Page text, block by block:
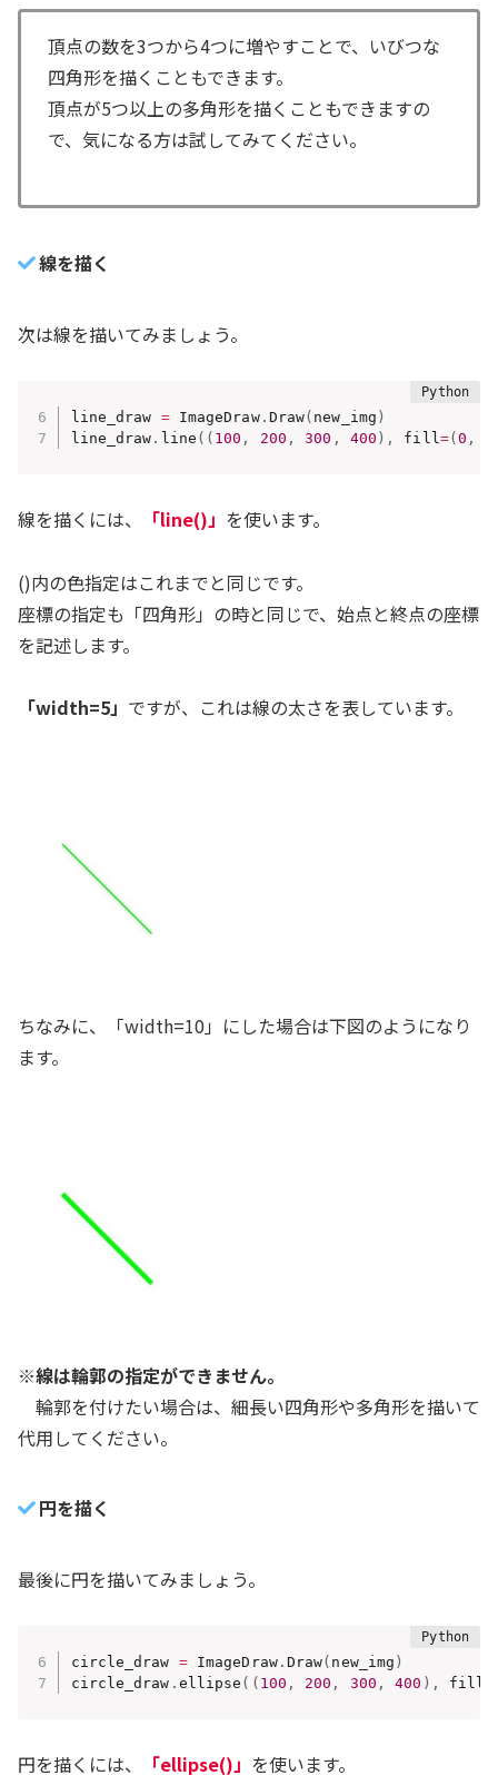
頂点の数を3つから4つに増やすことで、いびつな
四角形を描くこともできます。
頂点が5つ以上の多角形を描くこともできますの
で、気になる方は試してみてください。
線を描く
次は線を描いてみましょう。
line_draw = ImageDraw. Draw( new_img )
line_draw . line ( ( 100 , 200 , 300 , 400 ) , fill=( 0 ,
線を描くには、 「line()」 を使います。
()内の色指定はこれまでと同じです。
座標の指定も「四角形」の時と同じで、始点と終点の座標
を記述します。
「width=5」 ですが、これは線の太さを表しています。
ちなみに、「width=10」にした場合は下図のようになり
ます。
※線は輪郭の指定ができません。
輪郭を付けたい場合は、細長い四角形や多角形を描いて
代用してください。
円を描く
最後に円を描いてみましょう。
circle_draw = ImageDraw. Draw( new_img )
circle_draw . ellipse ( ( 100 , 200 , 300 , 400 ) , fill
円を描くには、 「ellipse()」 を使います。